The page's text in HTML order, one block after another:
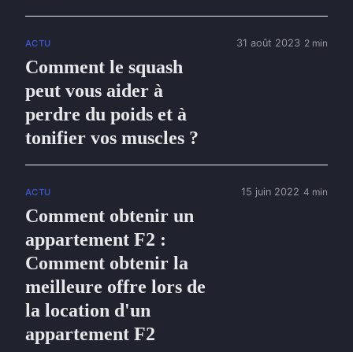
ACTU
Comment le squash
peut vous aider à
perdre du poids et à
tonifier vos muscles ?
31 août 2023 2 min
ACTU
Comment obtenir un
appartement F2 :
Comment obtenir la
meilleure offre lors de
la location d'un
appartement F2
15 juin 2022 4 min